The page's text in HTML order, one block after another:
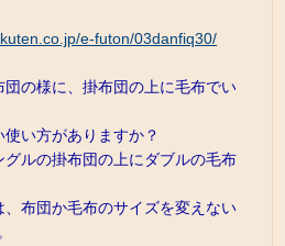
e-futon/03danfiq30/
の様に、掛布団の上に毛布でい
い方がありますか？
ルの掛布団の上にダブルの毛布
布団か毛布のサイズを変えない